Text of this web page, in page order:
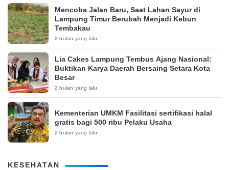
Mencoba Jalan Baru, Saat Lahan Sayur di
Lampung Timur Berubah Menjadi Kebun
Tembakau
2 bulan yang lalu
Lia Cakes Lampung Tembus Ajang Nasional:
Buktikan Karya Daerah Bersaing Setara Kota
Besar
2 bulan yang lalu
Kementerian UMKM Fasilitasi sertifikasi halal
gratis bagi 500 ribu Pelaku Usaha
2 bulan yang lalu
KESEHATAN